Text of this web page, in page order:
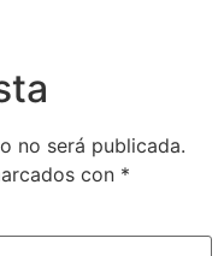
no será publicada.
con *